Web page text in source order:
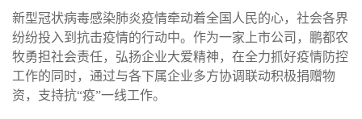
新型冠状病毒感染肺炎疫情牵动着全国人民的心，社会各界
纷纷投入到抗击疫情的行动中。作为一家上市公司，鹏都农
牧勇担社会责任，弘扬企业大爱精神，在全力抓好疫情防控
工作的同时，通过与各下属企业多方协调联动积极捐赠物
资，支持抗“疫”一线工作。